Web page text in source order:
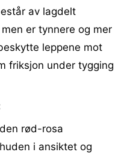
av lagdelt
er tynnere og mer
leppene mot
friksjon under tygging
rød-rosa
i ansiktet og